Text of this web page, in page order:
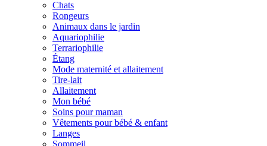
Chats
Rongeurs
Animaux dans le jardin
Aquariophilie
Terrariophilie
Étang
Mode maternité et allaitement
Tire-lait
Allaitement
Mon bébé
Soins pour maman
Vêtements pour bébé & enfant
Langes
Sommeil